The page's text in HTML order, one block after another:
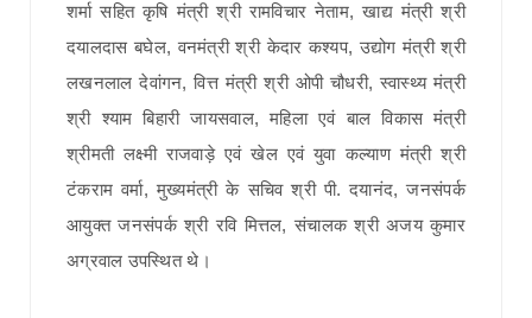
शर्मा सहित कृषि मंत्री श्री रामविचार नेताम, खाद्य मंत्री श्री
दयालदास बघेल, वनमंत्री श्री केदार कश्यप, उद्योग मंत्री श्री
लखनलाल देवांगन, वित्त मंत्री श्री ओपी चौधरी, स्वास्थ्य मंत्री
श्री श्याम बिहारी जायसवाल, महिला एवं बाल विकास मंत्री
श्रीमती लक्ष्मी राजवाड़े एवं खेल एवं युवा कल्याण मंत्री श्री
टंकराम वर्मा, मुख्यमंत्री के सचिव श्री पी. दयानंद, जनसंपर्क
आयुक्त जनसंपर्क श्री रवि मित्तल, संचालक श्री अजय कुमार
अग्रवाल उपस्थित थे।